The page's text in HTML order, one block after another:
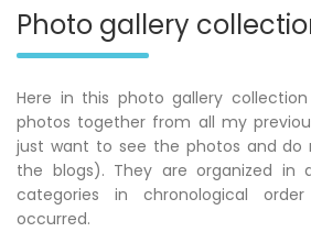
Photo gallery
Here in this photo gallery
photos together from all my
just want to see the photos and
the blogs). They are organized in
categories in chronological
occurred.